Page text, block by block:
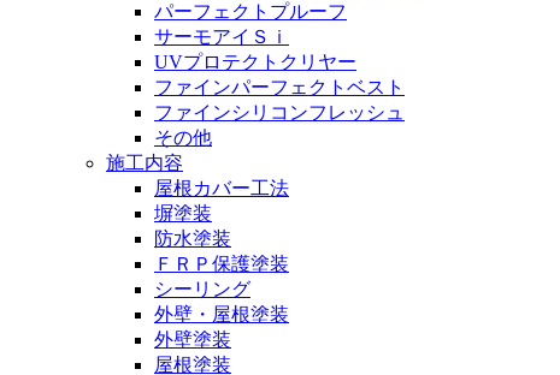
パーフェクトプルーフ
サーモアイＳｉ
UVプロテクトクリヤー
ファインパーフェクトベスト
ファインシリコンフレッシュ
その他
施工内容
屋根カバー工法
塀塗装
防水塗装
ＦＲＰ保護塗装
シーリング
外壁・屋根塗装
外壁塗装
屋根塗装